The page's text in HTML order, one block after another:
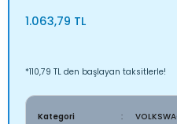
1.063,79 TL
*110,79 TL den başlayan taksitlerle!
Kategori